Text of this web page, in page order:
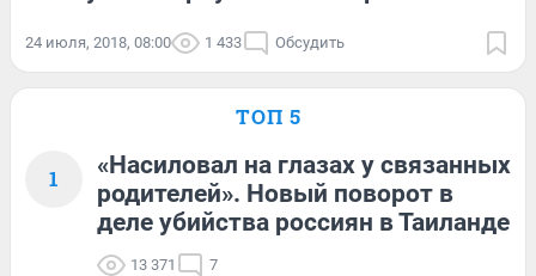
24 июля, 2018, 08:00 1 433 Обсудить
ТОП 5
1
«Насиловал на глазах у связанных
родителей». Новый поворот в
деле убийства россиян в Таиланде
13 371 7